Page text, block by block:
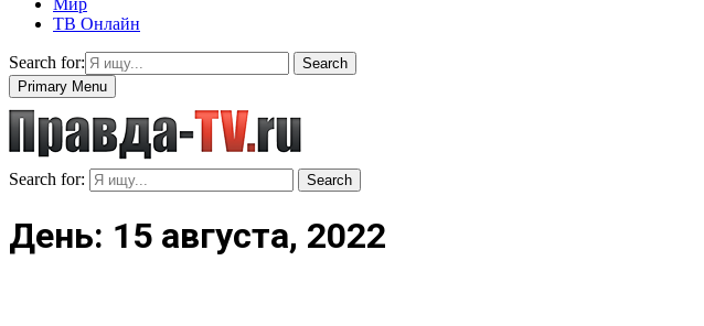
Мир
ТВ Онлайн
Search for:
Search
Primary Menu
Search for: Search
День: 15 августа, 2022